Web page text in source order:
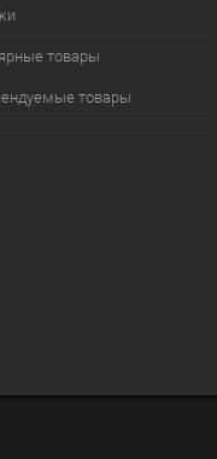
товары
товары